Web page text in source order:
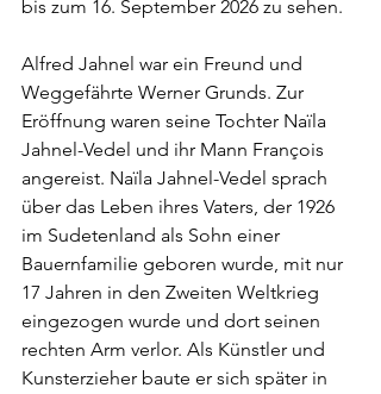
bis zum 16. September 2026 zu sehen.
Alfred Jahnel war ein Freund und
Weggefährte Werner Grunds. Zur
Eröffnung waren seine Tochter Naïla
Jahnel-Vedel und ihr Mann François
angereist. Naïla Jahnel-Vedel sprach
über das Leben ihres Vaters, der 1926
im Sudetenland als Sohn einer
Bauernfamilie geboren wurde, mit nur
17 Jahren in den Zweiten Weltkrieg
eingezogen wurde und dort seinen
rechten Arm verlor. Als Künstler und
Kunsterzieher baute er sich später in